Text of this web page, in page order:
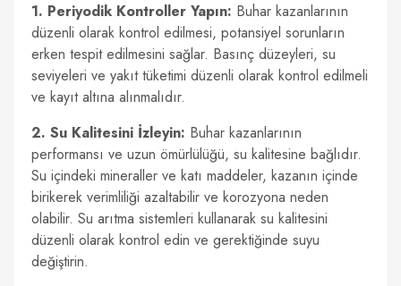
1. Periyodik Kontroller Yapın: Buhar kazanlarının
düzenli olarak kontrol edilmesi, potansiyel sorunların
erken tespit edilmesini sağlar. Basınç düzeyleri, su
seviyeleri ve yakıt tüketimi düzenli olarak kontrol edilmeli
ve kayıt altına alınmalıdır.
2. Su Kalitesini İzleyin: Buhar kazanlarının
performansı ve uzun ömürlülüğü, su kalitesine bağlıdır.
Su içindeki mineraller ve katı maddeler, kazanın içinde
birikerek verimliliği azaltabilir ve korozyona neden
olabilir. Su arıtma sistemleri kullanarak su kalitesini
düzenli olarak kontrol edin ve gerektiğinde suyu
değiştirin.